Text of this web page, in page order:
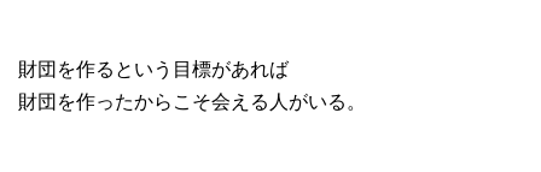
財団を作るという目標があれば
財団を作ったからこそ会える人がいる。